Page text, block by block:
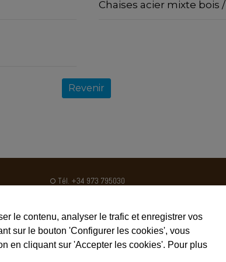
Chaises acier mixte bois /
Revenir
Tél. +34 973 795030
ventas@crom2.com
Avertissements
le contenu, analyser le trafic et enregistrer vos
sur le bouton 'Configurer les cookies', vous
en cliquant sur 'Accepter les cookies'. Pour plus